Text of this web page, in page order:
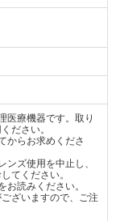
医療機器です。取り
ださい。
からお求めくださ
ンズ使用を中止し、
てください。
お読みください。
ざいますので、ご注